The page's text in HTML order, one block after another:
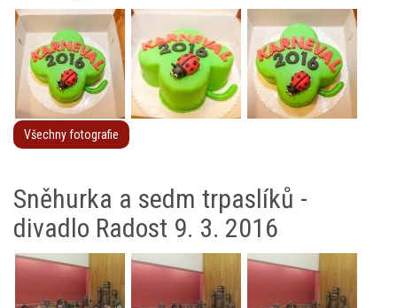
Všechny fotografie
Sněhurka a sedm trpaslíků -
divadlo Radost 9. 3. 2016